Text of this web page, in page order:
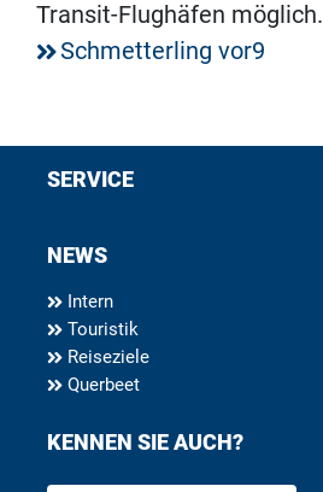
Transit-Flughäfen möglich.
Schmetterling vor9
SERVICE
NEWS
Intern
Touristik
Reiseziele
Querbeet
KENNEN SIE AUCH?